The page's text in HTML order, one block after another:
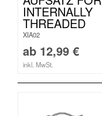
INTERNALLY
THREADED
XIA02
ab 12,99 €
inkl. MwSt.